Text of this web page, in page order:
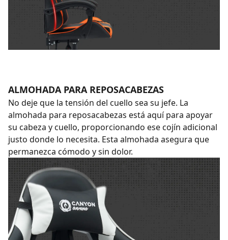
ALMOHADA PARA REPOSACABEZAS
No deje que la tensión del cuello sea su jefe. La
almohada para reposacabezas está aquí para apoyar
su cabeza y cuello, proporcionando ese cojín adicional
justo donde lo necesita. Esta almohada asegura que
permanezca cómodo y sin dolor.